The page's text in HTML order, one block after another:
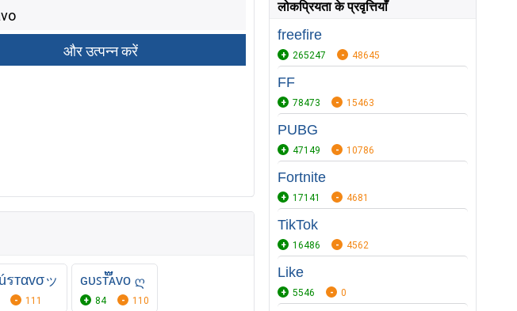
รтαvσッ
111
ɢᴜꜱᴛ፝֟፝֟ᴀᴠᴏ ღ
84 110
लोकप्रियता के प्रवृत्तियाँ
freefire
265247 48645
FF
78473 15463
PUBG
47149 10786
Fortnite
17141 4681
TikTok
16486 4562
Like
5546 0